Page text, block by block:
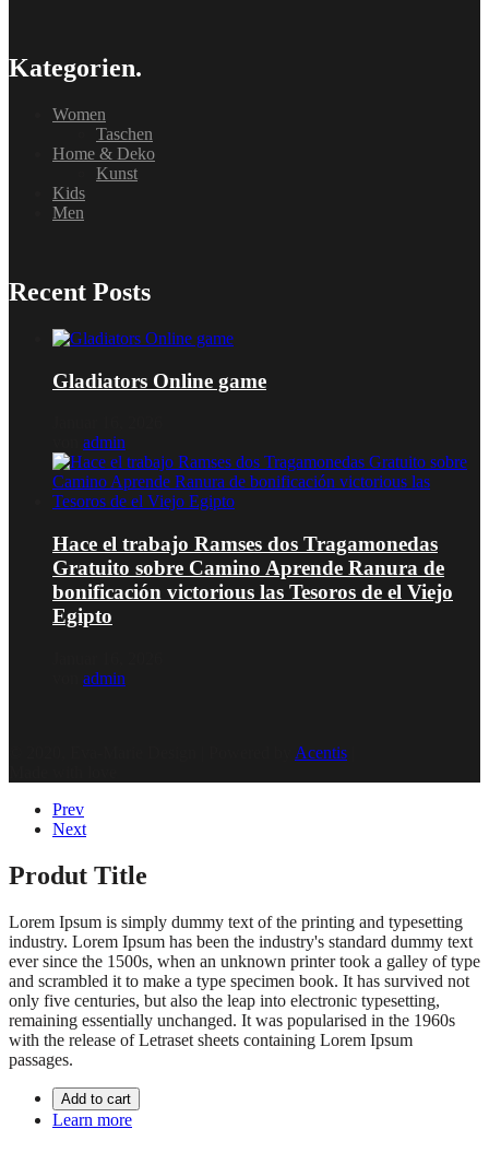
Kategorien.
Women
Taschen
Home & Deko
Kunst
Kids
Men
Recent Posts
Gladiators Online game
admin
Hace el trabajo Ramses dos Tragamonedas
Gratuito sobre Camino Aprende Ranura de
bonificación victorious las Tesoros de el Viejo
Egipto
admin
Acentis
Prev
Next
Produt Title
Lorem Ipsum is simply dummy text of the printing and typesetting
industry. Lorem Ipsum has been the industry's standard dummy text
ever since the 1500s, when an unknown printer took a galley of type
and scrambled it to make a type specimen book. It has survived not
only five centuries, but also the leap into electronic typesetting,
remaining essentially unchanged. It was popularised in the 1960s
with the release of Letraset sheets containing Lorem Ipsum
passages.
Add to cart
Learn more